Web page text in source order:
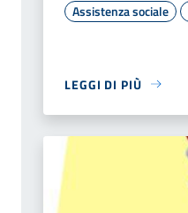
Assistenza sociale
LEGGI DI PIÙ